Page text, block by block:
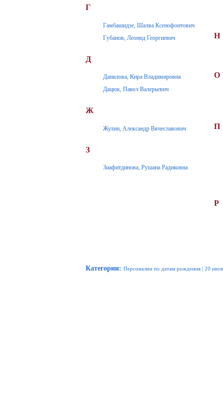
Г
Гамбашидзе, Шалва Ксенофонтович
Губанов, Леонид Георгиевич
Д
Данилова, Кира Владимировна
Дацюк, Павел Валерьевич
Ж
Жулин, Александр Вячеславович
З
Зиафитдинова, Рушана Радиковна
Н
О
П
Р
Категории: Персоналии по датам рождения | 20